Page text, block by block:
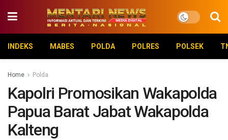
INDEKS MABES POLDA POLRES POLSEK
Home Polda
Kapolri Promosikan Wakapolda
Papua Barat Jabat Wakapolda
Kalteng